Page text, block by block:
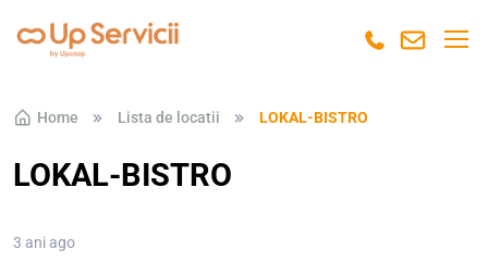
Skip to navigation
Skip to content
Home Lista de locatii LOKAL-BISTRO
LOKAL-BISTRO
3 ani ago